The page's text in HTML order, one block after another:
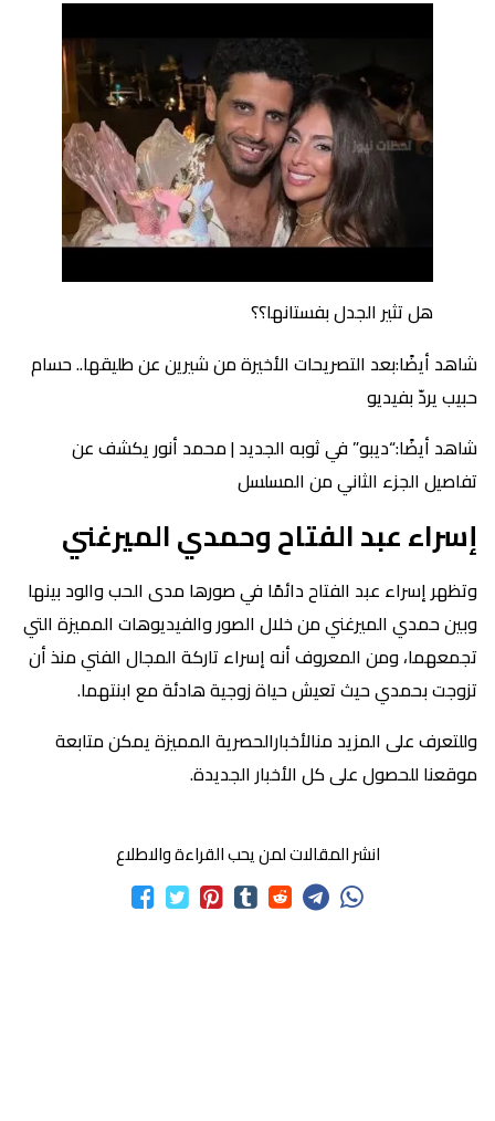
هل تثير الجدل بفستانها؟؟
شاهد أيضًا:بعد التصريحات الأخيرة من شيرين عن طليقها.. حسام
حبيب يردّ بفيديو
شاهد أيضًا:“ديبو” في ثوبه الجديد | محمد أنور يكشف عن
تفاصيل الجزء الثاني من المسلسل
إسراء عبد الفتاح وحمدي الميرغني
وتظهر إسراء عبد الفتاح دائمًا في صورها مدى الحب والود بينها
وبين حمدي الميرغني من خلال الصور والفيديوهات المميزة التي
تجمعهما، ومن المعروف أنه إسراء تاركة المجال الفني منذ أن
تزوجت بحمدي حيث تعيش حياة زوجية هادئة مع ابنتهما.
وللتعرف على المزيد منالأخبارالحصرية المميزة يمكن متابعة
موقعنا للحصول على كل الأخبار الجديدة.
انشر المقالات لمن يحب القراءة والاطلاع